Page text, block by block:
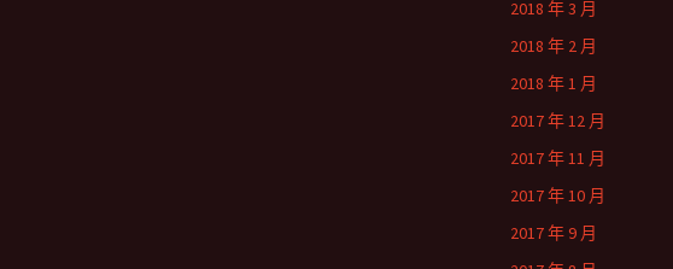
2018 年 3 月
2018 年 2 月
2018 年 1 月
2017 年 12 月
2017 年 11 月
2017 年 10 月
2017 年 9 月